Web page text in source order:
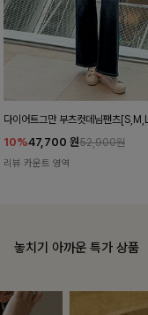
다이어트그만 부츠컷데님팬츠
10%47,700 원52,900원
리뷰 카운트 영역
놓치기 아까운 특가 상품